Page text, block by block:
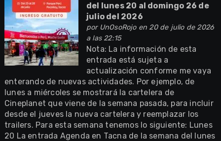
del lunes 20 al domingo 26 de
julio del 2026
por UnOsoRojoen 20 de julio de 2026
a las 22:15
Nota: La información de esta
entrada está sujeta a
actualización conforme me vaya
enterando de nuevas actividades. Por ejemplo, de
lunes a miércoles se mostrará la cartelera de
Cineplanet que viene de la semana pasada, para incluir
desde el jueves la nueva cartelera y reemplazar los
trailers. Para esta semana tenemos lo siguiente: Lunes
20 La entrada Agenda en Tacna de la semana del lunes